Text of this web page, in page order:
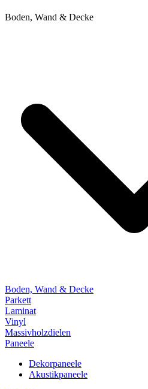
Boden, Wand & Decke
Boden, Wand & Decke
Parkett
Laminat
Vinyl
Massivholzdielen
Paneele
Dekorpaneele
Akustikpaneele